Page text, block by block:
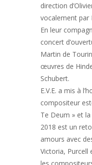
direction
vocalement par
En leur
concert
Martin de
œuvres de
Schubert.
E.V.E. a mis à
compositeur
Te Deum » et la
2018 est un
amours avec
Victoria, Purcell